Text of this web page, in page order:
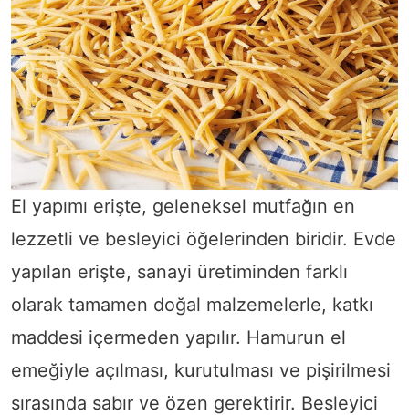
El yapımı erişte, geleneksel mutfağın en
lezzetli ve besleyici öğelerinden biridir. Evde
yapılan erişte, sanayi üretiminden farklı
olarak tamamen doğal malzemelerle, katkı
maddesi içermeden yapılır. Hamurun el
emeğiyle açılması, kurutulması ve pişirilmesi
sırasında sabır ve özen gerektirir. Besleyici